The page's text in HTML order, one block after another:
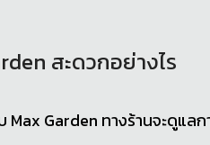
สะดวกอย่างไร
Garden ทางร้านจะดูแลก